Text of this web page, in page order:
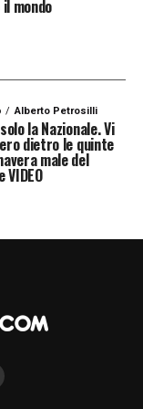
registrano
la
6.5 vs
un intero
6 vs
e «sempre
mondo
Alberto Petrosilli
la Nazionale. Vi
dietro le quinte
male del
VIDEO